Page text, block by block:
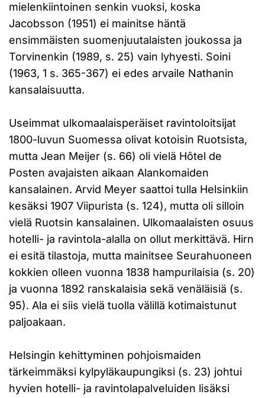
mielenkiintoinen senkin vuoksi, koska
Jacobsson (1951) ei mainitse häntä
ensimmäisten suomenjuutalaisten joukossa ja
Torvinenkin (1989, s. 25) vain lyhyesti. Soini
(1963, 1 s. 365-367) ei edes arvaile Nathanin
kansalaisuutta.
Useimmat ulkomaalaisperäiset ravintoloitsijat
1800-luvun Suomessa olivat kotoisin Ruotsista,
mutta Jean Meijer (s. 66) oli vielä Hôtel de
Posten avajaisten aikaan Alankomaiden
kansalainen. Arvid Meyer saattoi tulla Helsinkiin
kesäksi 1907 Viipurista (s. 124), mutta oli silloin
vielä Ruotsin kansalainen. Ulkomaalaisten osuus
hotelli- ja ravintola-alalla on ollut merkittävä. Hirn
ei esitä tilastoja, mutta mainitsee Seurahuoneen
kokkien olleen vuonna 1838 hampurilaisia (s. 20)
ja vuonna 1892 ranskalaisia sekä venäläisiä (s.
95). Ala ei siis vielä tuolla välillä kotimaistunut
paljoakaan.
Helsingin kehittyminen pohjoismaiden
tärkeimmäksi kylpyläkaupungiksi (s. 23) johtui
hyvien hotelli- ja ravintolapalveluiden lisäksi